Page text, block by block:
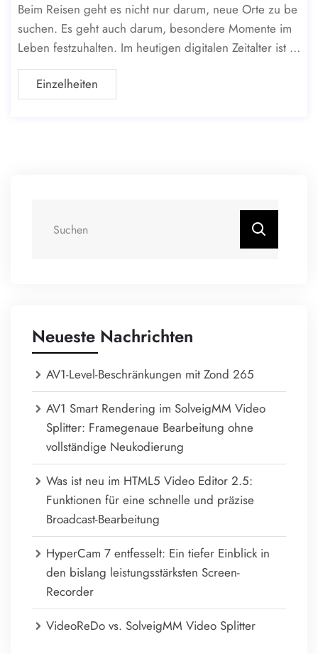
Beim Reisen geht es nicht nur darum, neue Orte zu be
suchen. Es geht auch darum, besondere Momente im
Leben festzuhalten. Im heutigen digitalen Zeitalter ist d
as Erstellen eines Reisevideos zu einer zugänglichen u
Einzelheiten
Neueste Nachrichten
AV1-Level-Beschränkungen mit Zond 265
AV1 Smart Rendering im SolveigMM Video
Splitter: Framegenaue Bearbeitung ohne
vollständige Neukodierung
Was ist neu im HTML5 Video Editor 2.5:
Funktionen für eine schnelle und präzise
Broadcast-Bearbeitung
HyperCam 7 entfesselt: Ein tiefer Einblick in
den bislang leistungsstärksten Screen-
Recorder
VideoReDo vs. SolveigMM Video Splitter